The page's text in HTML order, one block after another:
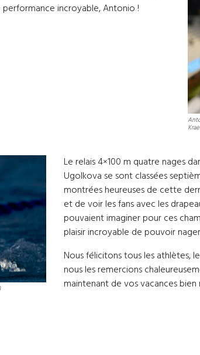
performance incroyable, Antonio !
Le relais 4×100 m quatre nages
Ugolkova se sont classées
montrées heureuses de cette
et de voir les fans avec les
pouvaient imaginer pour ces
plaisir incroyable de pouvoir
Nous félicitons tous les athlètes,
nous les remercions
maintenant de vos vacances